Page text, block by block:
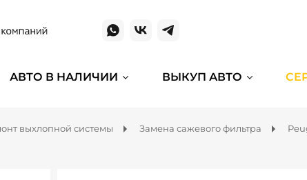
АВТО В НАЛИЧИИ ВЫКУП АВТО
выхлопной системы Замена сажевого фильтра